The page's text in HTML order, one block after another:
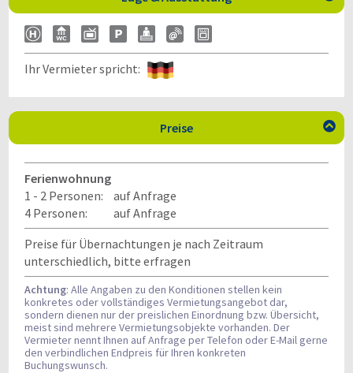
Ihr Vermieter spricht:
Preise 
Ferienwohnung
1 - 2 Personen:
auf Anfrage
4 Personen:
auf Anfrage
Preise für Übernachtungen je nach Zeitraum
unterschiedlich, bitte erfragen
Achtung: Alle Angaben zu den Konditionen stellen kein
konkretes oder vollständiges Vermietungsangebot dar,
sondern dienen nur der preislichen Einordnung bzw. Übersicht,
meist sind mehrere Vermietungsobjekte vorhanden. Der
Vermieter nennt Ihnen auf Anfrage per Telefon oder E-Mail gerne
den verbindlichen Endpreis für Ihren konkreten
Buchungswunsch.